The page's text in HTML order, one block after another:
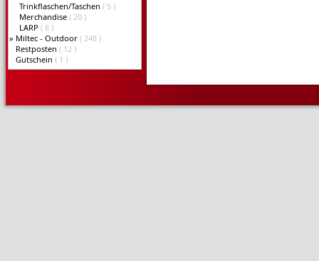
Trinkflaschen/Taschen ( 5 )
Merchandise ( 20 )
LARP ( 8 )
» Miltec - Outdoor ( 248 )
Restposten ( 12 )
Gutschein ( 1 )